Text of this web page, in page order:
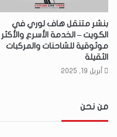
بنشر متنقل هاف لوري في
الكويت – الخدمة الأسرع والأكثر
موثوقية للشاحنات والمركبات
الثقيلة
أبريل 19, 2025
من نحن